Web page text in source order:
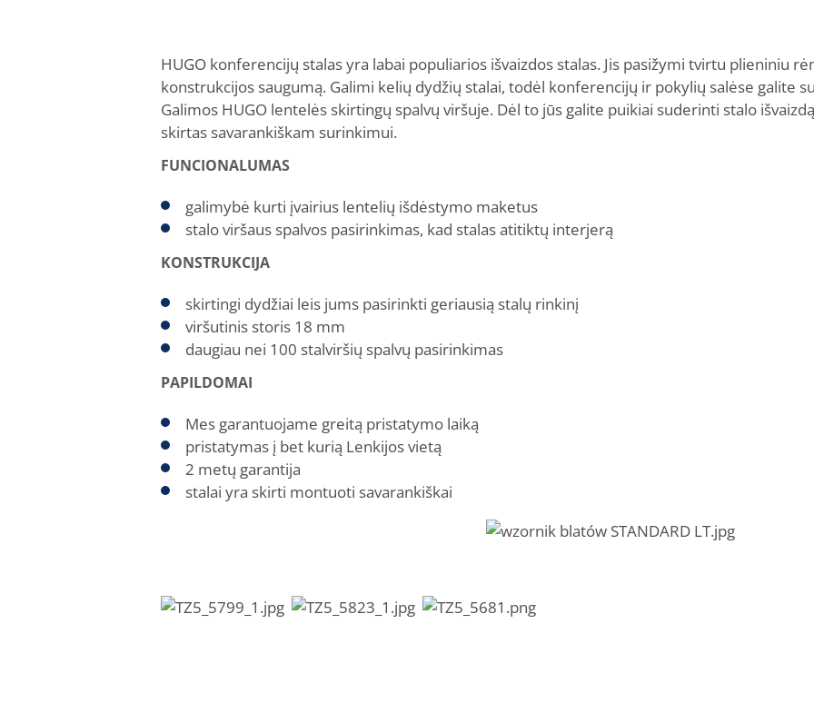
HUGO konferencijų stalas yra labai populiarios išvaizdos stalas. Jis pasižymi tvirtu plieniniu
konstrukcijos saugumą. Galimi kelių dydžių stalai, todėl konferencijų ir pokylių salėse galite
Galimos HUGO lentelės skirtingų spalvų viršuje. Dėl to jūs galite puikiai suderinti stalo
skirtas savarankiškam surinkimui.
FUNCIONALUMAS
galimybė kurti įvairius lentelių išdėstymo maketus
stalo viršaus spalvos pasirinkimas, kad stalas atitiktų interjerą
KONSTRUKCIJA
skirtingi dydžiai leis jums pasirinkti geriausią stalų rinkinį
viršutinis storis 18 mm
daugiau nei 100 stalviršių spalvų pasirinkimas
PAPILDOMAI
Mes garantuojame greitą pristatymo laiką
pristatymas į bet kurią Lenkijos vietą
2 metų garantija
stalai yra skirti montuoti savarankiškai